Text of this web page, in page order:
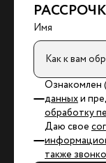
Имя
Ознакомлен
данныхи
обработку
Даю свое
также